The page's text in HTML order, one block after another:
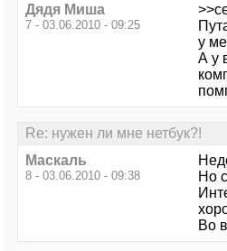
Дядя Миша
7 - 03.06.2010 - 09:25
у
А у
Re: нужен ли мне нетбук?!
Маскаль
8 - 03.06.2010 - 09:38
Но
Во